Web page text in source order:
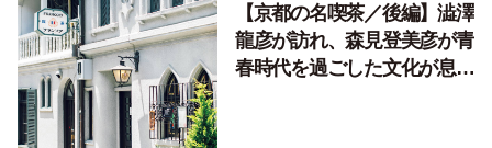
【京都の名喫茶／後編】澁澤
龍彦が訪れ、森見登美彦が青
春時代を過ごした文化が息づ